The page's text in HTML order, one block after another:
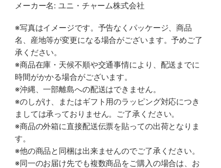
メーカー名: ユニ・チャーム株式会社
※写真はイメージです。予告なくパッケージ、商品
名、産地等が変更になる場合がございます。予めご了
承ください。
※商品在庫・天候不順や交通事情により、配送までに
時間がかかる場合がございます。
※沖縄、一部離島への配送はできません。
※のしがけ、またはギフト用のラッピング対応につき
ましては承っておりません。ご了承ください。
※商品の外箱に直接配送伝票を貼っての出荷となりま
す。
※他の商品と同梱は出来ませんのでご了承ください。
※同一のお届け先でも複数商品をご購入の場合は、お